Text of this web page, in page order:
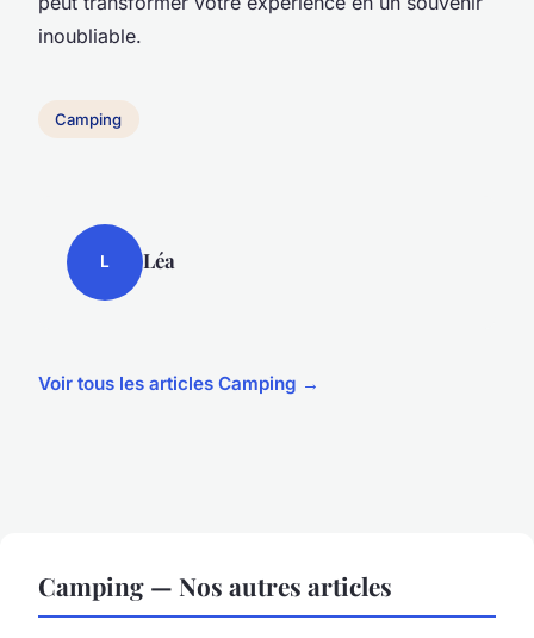
inoubliable.
Camping
L Léa
Voir tous les articles Camping →
Camping — Nos autres articles